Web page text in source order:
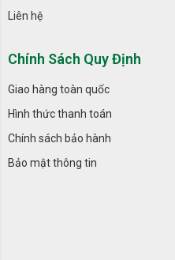
Liên hệ
Chính Sách Quy Định
Giao hàng toàn quốc
Hình thức thanh toán
Chính sách bảo hành
Bảo mật thông tin